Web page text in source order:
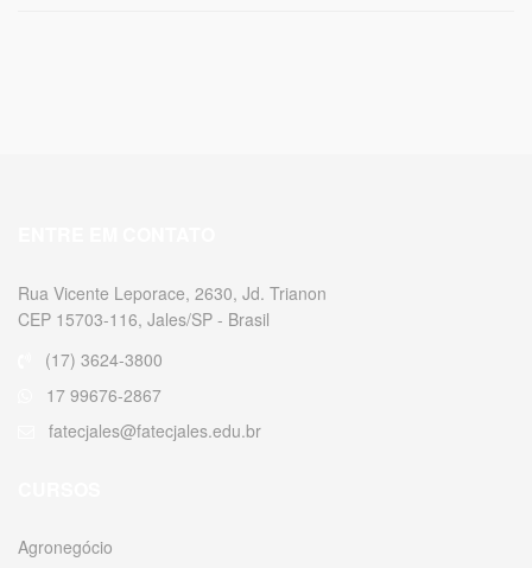
Rua Vicente Leporace, 2630, Jd. Trianon
CEP 15703-116, Jales/SP - Brasil
(17) 3624-3800
17 99676-2867
fatecjales@fatecjales.edu.br
Agronegócio